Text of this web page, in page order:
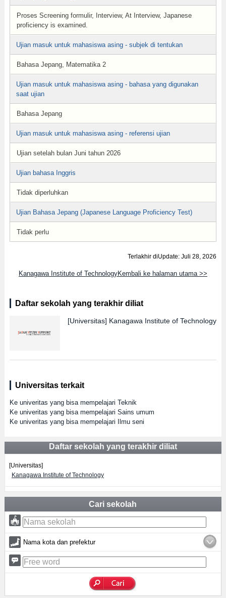
Proses Screening formulir, Interview, At Interview, Japanese
proficiency is examined.
Ujian masuk untuk mahasiswa asing - subjek di tentukan
Bahasa Jepang, Matematika 2
Ujian masuk untuk mahasiswa asing - bahasa yang digunakan
saat ujian
Bahasa Jepang
Ujian masuk untuk mahasiswa asing - referensi ujian
Ujian setelah bulan Juni tahun 2026
Ujian bahasa Inggris
Tidak diperluhkan
Ujian Bahasa Jepang (Japanese Language Proficiency Test)
Tidak perlu
Terlakhir diUpdate: Juli 28, 2026
Kanagawa Institute of TechnologyKembali ke halaman utama >>
Daftar sekolah yang terakhir diliat
[Universitas] Kanagawa Institute of Technology
Universitas terkait
Ke univeritas yang bisa mempelajari Teknik
Ke univeritas yang bisa mempelajari Sains umum
Ke univeritas yang bisa mempelajari Ilmu seni
Daftar sekolah yang terakhir diliat
[Universitas]
Kanagawa Institute of Technology
Cari sekolah
Nama kota dan prefektur